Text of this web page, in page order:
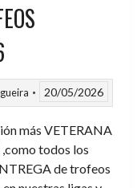
20/05/2026
más VETERANA
todos los
de trofeos